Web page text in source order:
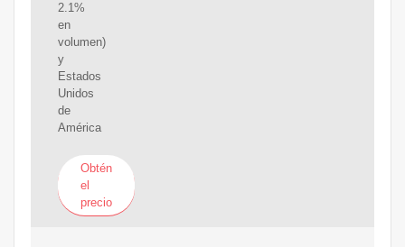
2.1%
en
volumen)
y
Estados
Unidos
de
América
Obtén
el
precio